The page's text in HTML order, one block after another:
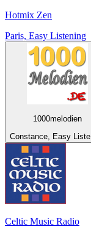
Hotmix Zen
Paris, Easy Listening
1000melodien
Constance, Easy
Celtic Music Radio